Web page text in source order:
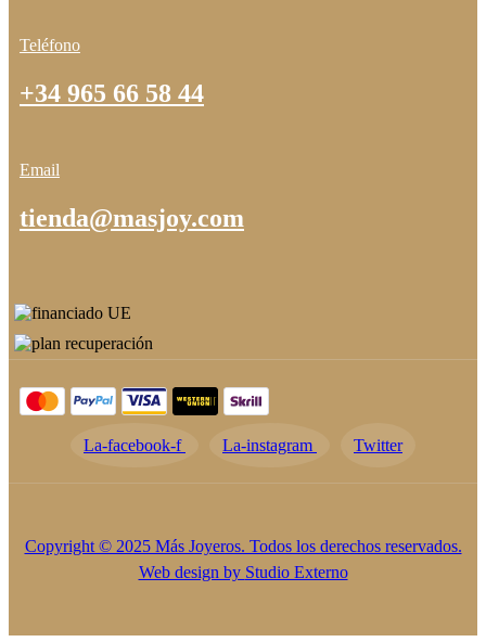
Teléfono
+34 965 66 58 44
Email
tienda@masjoy.com
La-facebook-f La-instagram Twitter
Copyright © 2025 Más Joyeros. Todos los derechos reservados.
Web design by Studio Externo